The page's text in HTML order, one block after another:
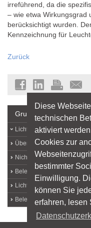
irreführend, da die
– wie etwa Wirkungsgrad
berücksichtigt wurden.
Kennzeichnung für
Zurück
Grundlagen
Lichtlexikon
Über Licht
Nichtvisuelle
Beleuchtungsqualität
Licht und Arbeit
Beleuchtungstechnik
Diese
technischen
aktiviert
Cookies zur
bestimmter
Einwilligung.
können Sie
erfahren, lesen